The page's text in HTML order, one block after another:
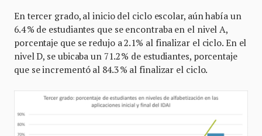
En tercer grado, al inicio del ciclo escolar, aún había un
6.4 % de estudiantes que se encontraba en el nivel A,
porcentaje que se redujo a 2.1% al finalizar el ciclo. En el
nivel D, se ubicaba un 71.2 % de estudiantes, porcentaje
que se incrementó al 84.3 % al finalizar el ciclo.